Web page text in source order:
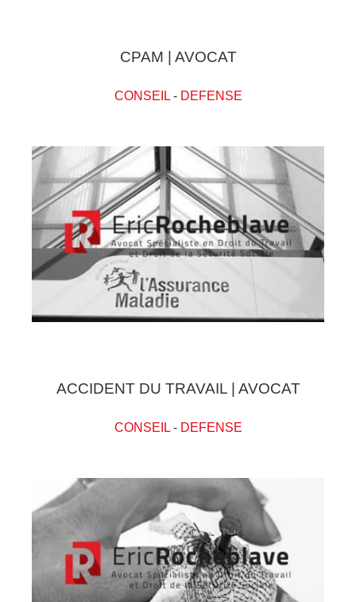
CPAM | AVOCAT
CONSEIL- DEFENSE
ACCIDENT DU TRAVAIL | AVOCAT
CONSEIL- DEFENSE